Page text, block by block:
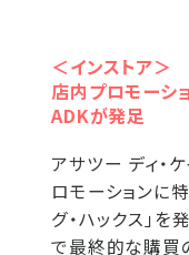
＜インストア＞
店内プロモーシ
ADKが発足
アサツー ディ・
ロモーションに
グ・ハックス」
で最終的な購買